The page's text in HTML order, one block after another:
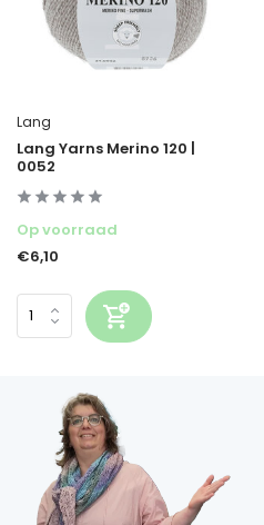
Lang
Lang Yarns Merino 120 |
0052
Op voorraad
€6,10